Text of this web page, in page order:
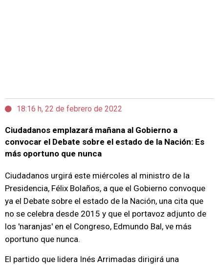
18:16 h, 22 de febrero de 2022
Ciudadanos emplazará mañana al Gobierno a
convocar el Debate sobre el estado de la Nación: Es
más oportuno que nunca
Ciudadanos urgirá este miércoles al ministro de la
Presidencia, Félix Bolaños, a que el Gobierno convoque
ya el Debate sobre el estado de la Nación, una cita que
no se celebra desde 2015 y que el portavoz adjunto de
los 'naranjas' en el Congreso, Edmundo Bal, ve más
oportuno que nunca.
El partido que lidera Inés Arrimadas dirigirá una